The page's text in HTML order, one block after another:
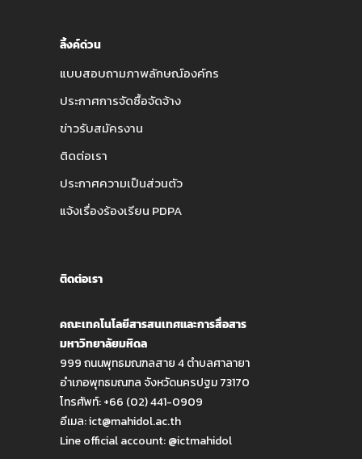
ลิ้งค์ด่วน
แบบสอบถามภาพลักษณ์องค์กร
ประกาศการจัดซื้อจัดจ้าง
ข่าวรับสมัครงาน
ติดต่อเรา
ประกาศความเป็นส่วนตัว
แจ้งเรื่องร้องเรียน PDPA
ติดต่อเรา
คณะเทคโนโลยีสารสนเทศและการสื่อสาร
มหาวิทยาลัยมหิดล
999 ถนนพุทธมณฑลสาย 4 ตำบลศาลายา
อำเภอพุทธมณฑล จังหวัดนครปฐม 73170
โทรศัพท์: +66 (02) 441-0909
อีเมล:ict@mahidol.ac.th
Line official account:@ictmahidol